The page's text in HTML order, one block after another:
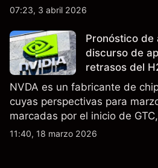
$105 y los cierres del espacio
no es un indicador fiable de
07:23, 3 abril 2026
Pronóstico de
discurso de
retrasos del
NVDA es un fabricante de
cuyas perspectivas para
marcadas por el inicio de
actualizaciones de productos
11:40, 18 marzo 2026